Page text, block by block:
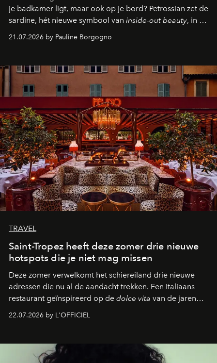
je badkamer ligt, maar ook op je bord? Petrossian zet de
sardine, hét nieuwe symbool van inside-out beauty, in de
kijker met twee gastronomische creaties.
21.07.2026 by Pauline Borgogno
TRAVEL
Saint-Tropez heeft deze zomer drie nieuwe
hotspots die je niet mag missen
Deze zomer verwelkomt het schiereiland drie nieuwe
adressen die nu al de aandacht trekken. Een Italiaans
restaurant geïnspireerd op de dolce vita van de jaren
zestig, een Japanse hotspot die na zonsondergang
verandert in een bruisende ontmoetingsplek en de
neerstrijkt in Saint-Tropez. Dit zijn de nieuwe adressen
die deze zomer de toon zetten, van lange lunches tot
22.07.2026 by L'OFFICIEL